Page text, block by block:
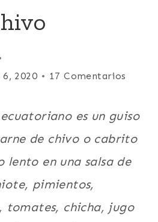
2020 17 Comentarios
es un guiso
de chivo o cabrito
lento en una salsa de
pimientos,
tomates, chicha, jugo